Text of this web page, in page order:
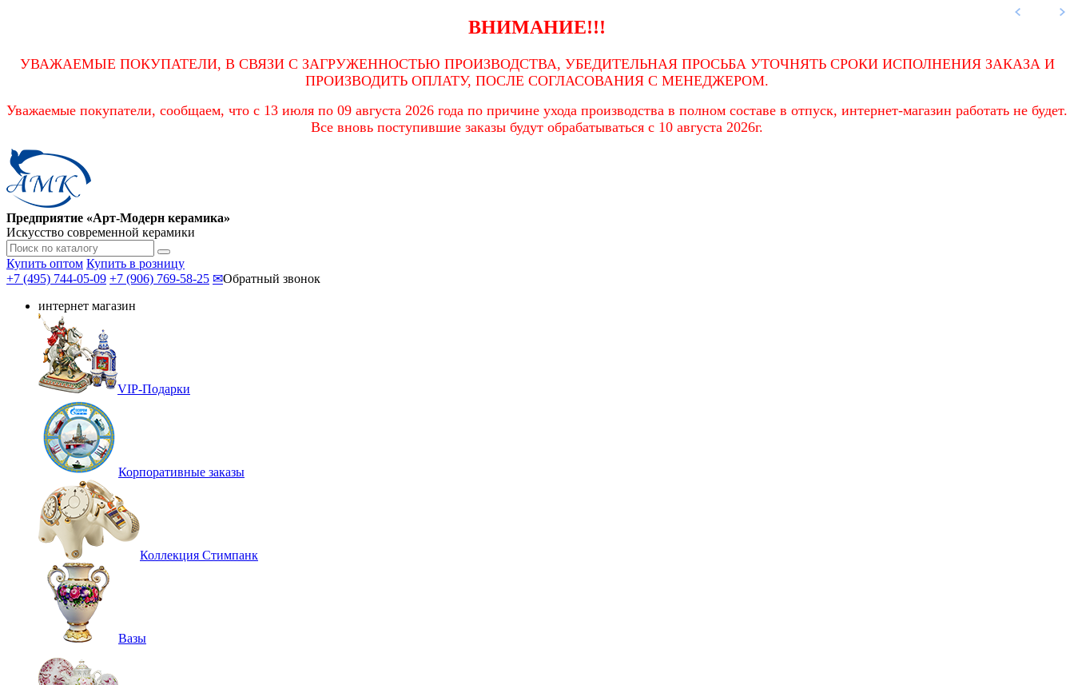
ВНИМАНИЕ!!!
УВАЖАЕМЫЕ ПОКУПАТЕЛИ, В СВЯЗИ С ЗАГРУЖЕННОСТЬЮ ПРОИЗВОДСТВА, УБЕДИТЕЛЬНАЯ ПРОСЬБА УТОЧНЯТЬ СРОКИ ИСПОЛНЕНИЯ ЗАКАЗА И
ПРОИЗВОДИТЬ ОПЛАТУ, ПОСЛЕ СОГЛАСОВАНИЯ С МЕНЕДЖЕРОМ.
Уважаемые покупатели, сообщаем, что с 13 июля по 09 августа 2026 года по причине ухода производства в полном составе в отпуск, интернет-магазин работать не будет.
Все вновь поступившие заказы будут обрабатываться с 10 августа 2026г.
Предприятие «Арт-Модерн керамика»
Искусство современной керамики
Купить оптом Купить в розницу
+7 (495) 744-05-09 +7 (906) 769-58-25 ✉Обратный звонок
интернет магазин
VIP-Подарки
Корпоративные заказы
Коллекция Стимпанк
Вазы